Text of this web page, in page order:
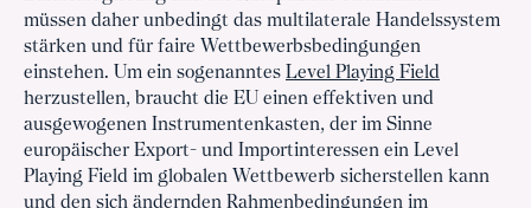
müssen daher unbedingt das multilaterale Handelssystem
stärken und für faire Wettbewerbsbedingungen
einstehen. Um ein sogenanntes Level Playing Field
herzustellen, braucht die EU einen effektiven und
ausgewogenen Instrumentenkasten, der im Sinne
europäischer Export- und Importinteressen ein Level
Playing Field im globalen Wettbewerb sicherstellen kann
und den sich ändernden Rahmenbedingungen im